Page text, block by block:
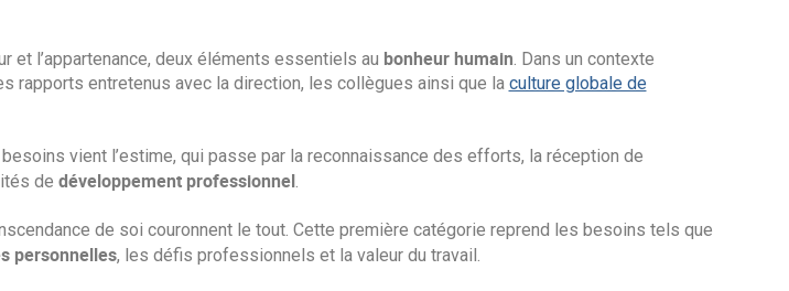
et l’appartenance, deux éléments essentiels au bonheur humain. Dans un contexte
rapports entretenus avec la direction, les collègues ainsi que la culture globale de
vient l’estime, qui passe par la reconnaissance des efforts, la réception de
de développement professionnel.
de soi couronnent le tout. Cette première catégorie reprend les besoins tels que
personnelles, les défis professionnels et la valeur du travail.